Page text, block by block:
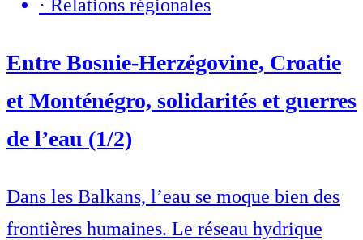
· Relations régionales
Entre Bosnie-Herzégovine, Croatie
et Monténégro, solidarités et guerres
de l’eau (1/2)
Dans les Balkans, l’eau se moque bien des
frontières humaines. Le réseau hydrique